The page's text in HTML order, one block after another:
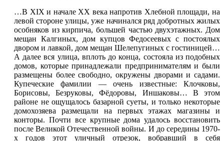
…В XIX и начале XX века напротив Хлебной площади, на
левой стороне улицы, уже начинался ряд добротных жилых
особняков из кирпича, большей частью двухэтажных. Дом
мещан Калгиных, дом купцов Федосеевых с постоялых
двором и лавкой, дом мещан Шелепугиных с гостиницей…
А далее вся улица, вплоть до конца, состояла из подобных
домов, которые принадлежали предпринимателям и были
размещены более свободно, окружены дворами и садами.
Купеческие фамилии — очень известные: Клочковы,
Борисовы, Безруковы, Фёдоровы, Иншаковы… В этом
районе не ощущалось базарной суеты, и только некоторые
домохозяева размещали на первых этажах магазины и
конторы. Почти все крупные дома удалось восстановить
после Великой Отечественной войны. И до середины 1970-
х годов этот уличный отрезок, вобравший в себя